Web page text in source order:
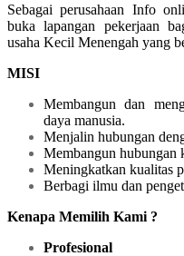
Sebagai perusahaan Info
buka lapangan pekerjaan
usaha Kecil Menengah yang
MISI
Membangun dan
daya manusia.
Menjalin hubungan
Membangun hubungan
Meningkatkan kualitas
Berbagi ilmu dan
Kenapa Memilih Kami ?
Profesional